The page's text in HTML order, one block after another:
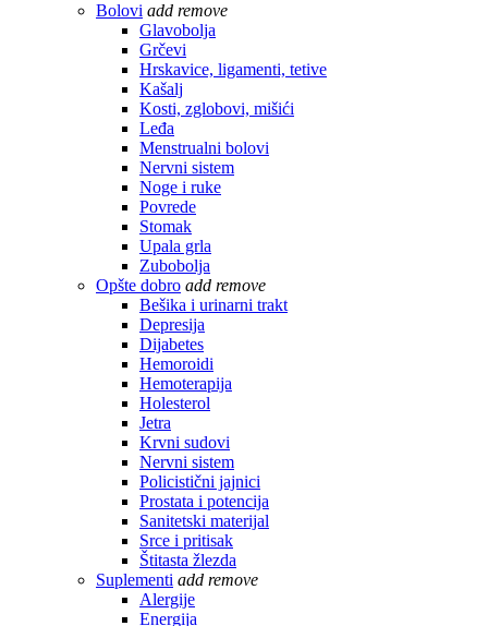
Bolovi add remove
Glavobolja
Grčevi
Hrskavice, ligamenti, tetive
Kašalj
Kosti, zglobovi, mišići
Leđa
Menstrualni bolovi
Nervni sistem
Noge i ruke
Povrede
Stomak
Upala grla
Zubobolja
Opšte dobro add remove
Bešika i urinarni trakt
Depresija
Dijabetes
Hemoroidi
Hemoterapija
Holesterol
Jetra
Krvni sudovi
Nervni sistem
Policistični jajnici
Prostata i potencija
Sanitetski materijal
Srce i pritisak
Štitasta žlezda
Suplementi add remove
Alergije
Energija